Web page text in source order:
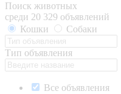
Поиск животных
среди 20 329 объявлений
Кошки
Собаки
Тип объявления
Все объявления